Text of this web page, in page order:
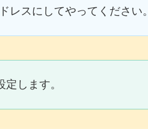
レスにしてやってください。
します。